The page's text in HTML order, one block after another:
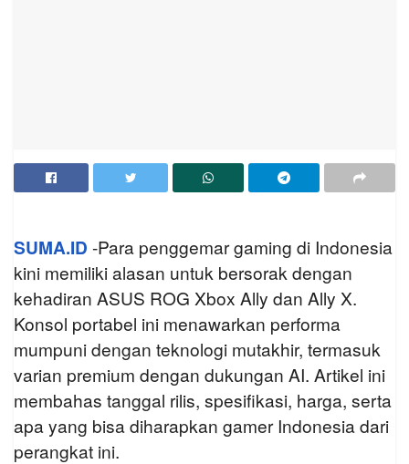
SUMA.ID -Para penggemar gaming di Indonesia
kini memiliki alasan untuk bersorak dengan
kehadiran ASUS ROG Xbox Ally dan Ally X.
Konsol portabel ini menawarkan performa
mumpuni dengan teknologi mutakhir, termasuk
varian premium dengan dukungan AI. Artikel ini
membahas tanggal rilis, spesifikasi, harga, serta
apa yang bisa diharapkan gamer Indonesia dari
perangkat ini.